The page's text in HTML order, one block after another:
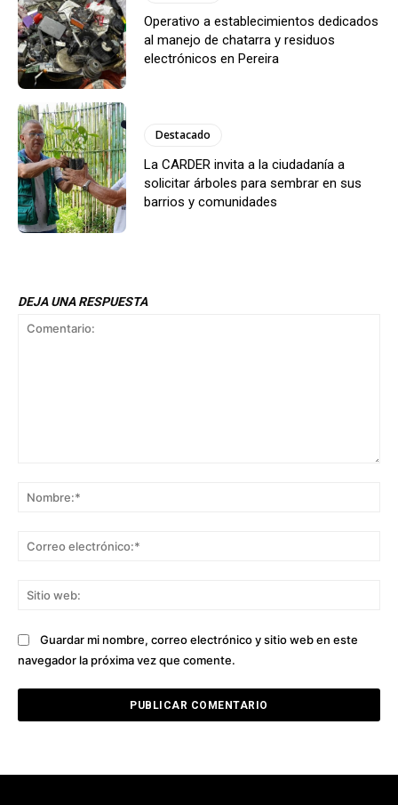
Operativo a establecimientos dedicados
al manejo de chatarra y residuos
electrónicos en Pereira
Destacado
La CARDER invita a la ciudadanía a
solicitar árboles para sembrar en sus
barrios y comunidades
DEJA UNA RESPUESTA
Guardar mi nombre, correo electrónico y sitio web en este
navegador la próxima vez que comente.